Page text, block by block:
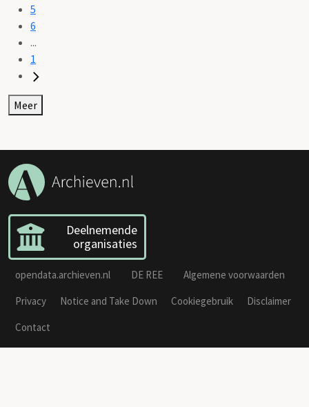
5
6
...
1
Meer
Deelnemende
organisaties
opendata.archieven.nl DE REE
Algemene voorwaarden
Privacy
Notice and Take Down Cookiegebruik
Disclaimer
Contact